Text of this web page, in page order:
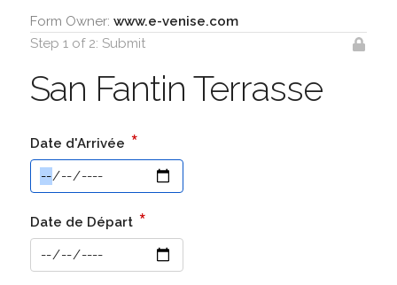
Form Owner: www.e-venise.com
Step 1 of 2: Submit
San Fantin Terrasse
Date d'Arrivée *
Date de Départ *